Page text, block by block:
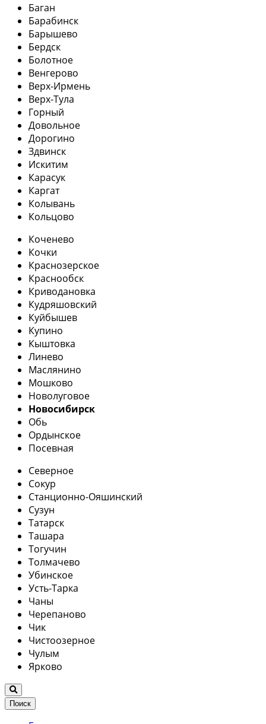
Баган
Барабинск
Барышево
Бердск
Болотное
Венгерово
Верх-Ирмень
Верх-Тула
Горный
Довольное
Дорогино
Здвинск
Искитим
Карасук
Каргат
Колывань
Кольцово
Коченево
Кочки
Краснозерское
Краснообск
Криводановка
Кудряшовский
Куйбышев
Купино
Кыштовка
Линево
Маслянино
Мошково
Новолуговое
Новосибирск
Обь
Ордынское
Посевная
Северное
Сокур
Станционно-Ояшинский
Сузун
Татарск
Ташара
Тогучин
Толмачево
Убинское
Усть-Тарка
Чаны
Черепаново
Чик
Чистоозерное
Чулым
Ярково
Поиск